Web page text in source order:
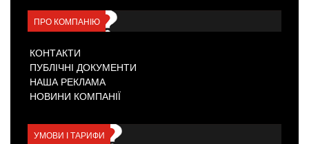
ПРО КОМПАНІЮ
КОНТАКТИ
ПУБЛІЧНІ ДОКУМЕНТИ
НАША РЕКЛАМА
НОВИНИ КОМПАНІЇ
УМОВИ І ТАРИФИ